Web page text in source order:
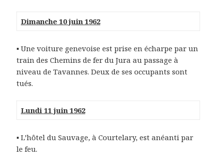
Dimanche 10 juin 1962
▪ Une voiture genevoise est prise en écharpe par un
train des Chemins de fer du Jura au passage à
niveau de Tavannes. Deux de ses occupants sont
tués.
Lundi 11 juin 1962
▪ L’hôtel du Sauvage, à Courtelary, est anéanti par
le feu.